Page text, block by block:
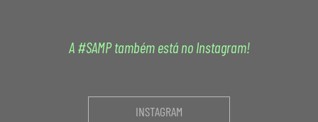
A #SAMP também está no Instagram!
INSTAGRAM